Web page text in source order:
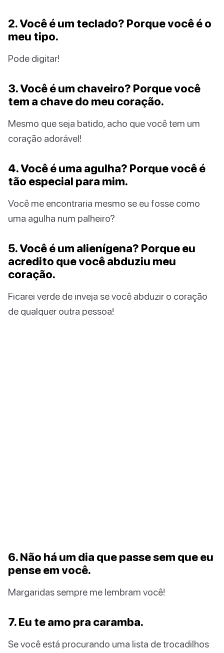
2. Você é um teclado? Porque você é o
meu tipo.
Pode digitar!
3. Você é um chaveiro? Porque você
tem a chave do meu coração.
Mesmo que seja batido, acho que você tem um
coração adorável!
4. Você é uma agulha? Porque você é
tão especial para mim.
Você me encontraria mesmo se eu fosse como
uma agulha num palheiro?
5. Você é um alienígena? Porque eu
acredito que você abduziu meu
coração.
Ficarei verde de inveja se você abduzir o coração
de qualquer outra pessoa!
6. Não há um dia que passe sem que eu
pense em você.
Margaridas sempre me lembram você!
7. Eu te amo pra caramba.
Se você está procurando uma lista de trocadilhos